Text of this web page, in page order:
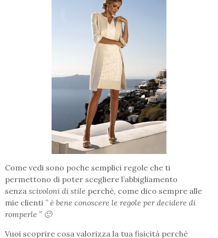
Come vedi sono poche semplici regole che ti
permettono di poter scegliere l’abbigliamento
senza scivoloni di stile perchè, come dico sempre alle
mie clienti ” è bene conoscere le regole per decidere di
romperle ” 🙂
Vuoi scoprire cosa valorizza la tua fisicità perchè